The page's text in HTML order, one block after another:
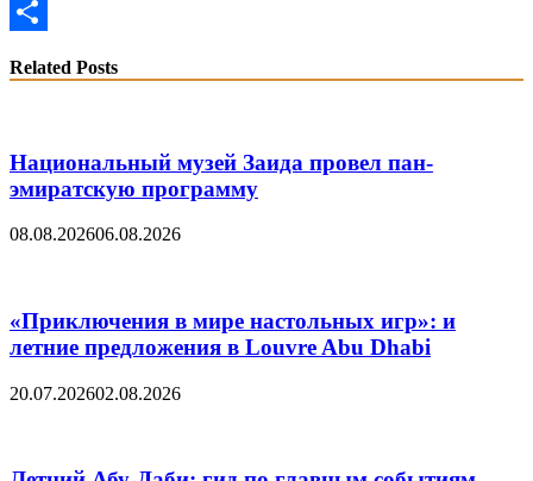
Email
Related Posts
Национальный музей Заида провел пан-
эмиратскую программу
08.08.202606.08.2026
«Приключения в мире настольных игр»: и
летние предложения в Louvre Abu Dhabi
20.07.202602.08.2026